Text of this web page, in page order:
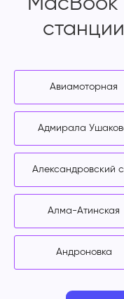
Авиамоторная
Адмирала
Александровский
Алма-Атинская
Андроновка